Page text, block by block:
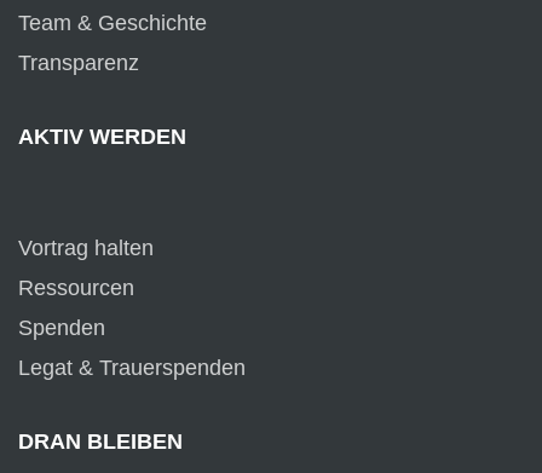
Team & Geschichte
Transparenz
AKTIV WERDEN
Vortrag halten
Ressourcen
Spenden
Legat & Trauerspenden
DRAN BLEIBEN